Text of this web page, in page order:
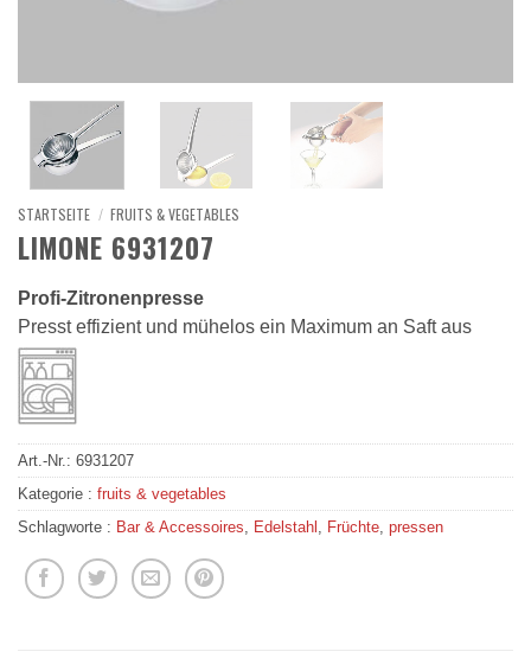
STARTSEITE / FRUITS & VEGETABLES
LIMONE 6931207
Profi-Zitronenpresse
Presst effizient und mühelos ein Maximum an Saft aus
Art.-Nr.: 6931207
Kategorie : fruits & vegetables
Schlagworte : Bar & Accessoires Edelstahl Früchte pressen